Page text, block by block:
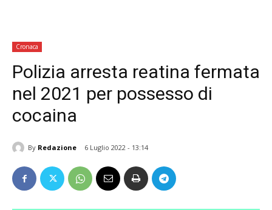
Cronaca
Polizia arresta reatina fermata
nel 2021 per possesso di
cocaina
By Redazione 6 Luglio 2022 - 13:14